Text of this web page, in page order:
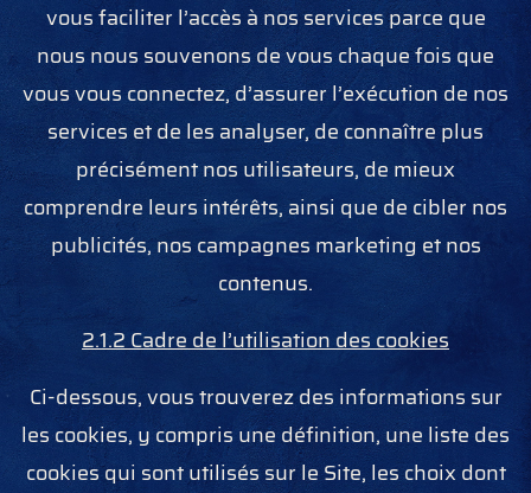
vous faciliter l’accès à nos services parce que
nous nous souvenons de vous chaque fois que
vous vous connectez, d’assurer l’exécution de nos
services et de les analyser, de connaître plus
précisément nos utilisateurs, de mieux
comprendre leurs intérêts, ainsi que de cibler nos
publicités, nos campagnes marketing et nos
contenus.
2.1.2 Cadre de l’utilisation des cookies
Ci-dessous, vous trouverez des informations sur
les cookies, y compris une définition, une liste des
cookies qui sont utilisés sur le Site, les choix dont